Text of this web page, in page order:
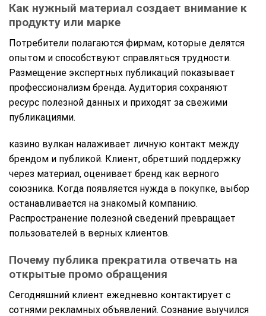
Как нужный материал создает внимание к
продукту или марке
Потребители полагаются фирмам, которые делятся
опытом и способствуют справляться трудности.
Размещение экспертных публикаций показывает
профессионализм бренда. Аудитория сохраняют
ресурс полезной данных и приходят за свежими
публикациями.
казино вулкан налаживает личную контакт между
брендом и публикой. Клиент, обретший поддержку
через материал, оценивает бренд как верного
союзника. Когда появляется нужда в покупке, выбор
останавливается на знакомый компанию.
Распространение полезной сведений превращает
пользователей в верных клиентов.
Почему публика прекратила отвечать на
открытые промо обращения
Сегодняшний клиент ежедневно контактирует с
сотнями рекламных объявлений. Сознание выучился